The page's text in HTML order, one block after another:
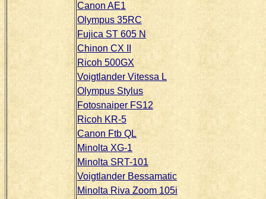
Canon AE1
Olympus 35RC
Fujica ST 605 N
Chinon CX II
Ricoh 500GX
Voigtlander Vitessa L
Olympus Stylus
Fotosnaiper FS12
Ricoh KR-5
Canon Ftb QL
Minolta XG-1
Minolta SRT-101
Voigtlander Bessamatic
Minolta Riva Zoom 105i